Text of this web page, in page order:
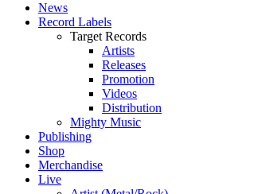
News
Record Labels
Target Records
Artists
Releases
Promotion
Videos
Distribution
Mighty Music
Publishing
Shop
Merchandise
Live